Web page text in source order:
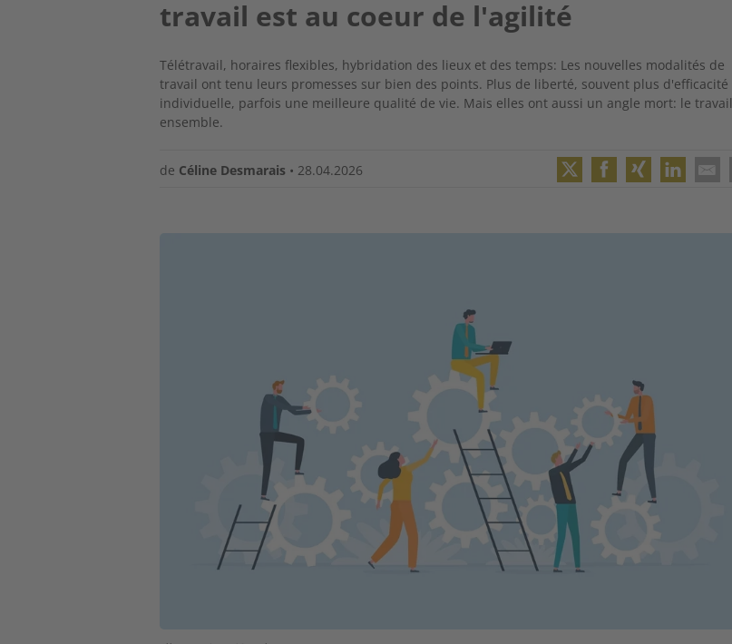
travail est au coeur de l'agilité
Télétravail, horaires flexibles, hybridation des lieux et des temps: Les nouvelles modalités de
travail ont tenu leurs promesses sur bien des points. Plus de liberté, souvent plus d'efficacité
individuelle, parfois une meilleure qualité de vie. Mais elles ont aussi un angle mort: le travail
ensemble.
de Céline Desmarais • 28.04.2026